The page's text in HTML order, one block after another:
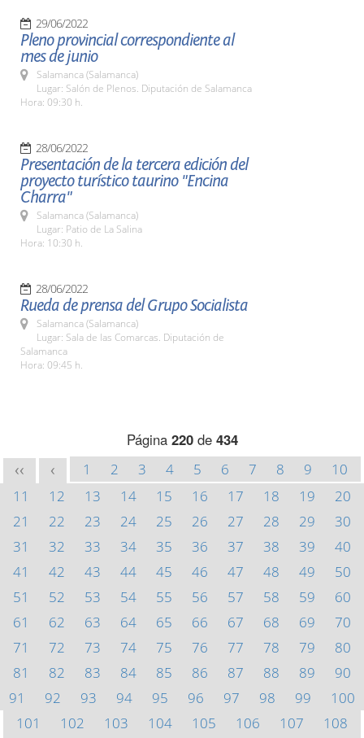
29/06/2022
Pleno provincial correspondiente al
mes de junio
Salamanca (Salamanca)
Lugar: Salón de Plenos. Diputación de Salamanca
Hora: 09:30 h.
28/06/2022
Presentación de la tercera edición del
proyecto turístico taurino "Encina
Charra"
Salamanca (Salamanca)
Lugar: Patio de La Salina
Hora: 10:30 h.
28/06/2022
Rueda de prensa del Grupo Socialista
Salamanca (Salamanca)
Lugar: Sala de las Comarcas. Diputación de
Salamanca
Hora: 09:45 h.
Página 220de 434
<< < 1 2 3 4 5 6 7 8 9
10
11
12 13 14 15 16 17 18 19
20
21
22 23 24 25 26 27 28 29
30
31
32 33 34 35 36 37 38 39
40
41
42 43 44 45 46 47 48 49
50
51
52 53 54 55 56 57 58 59
60
61
62 63 64 65 66 67 68 69
70
71
72 73 74 75 76 77 78 79
80
81
82 83 84 85 86 87 88 89
90
91
92 93 94 95 96 97 98 99
100
101
102 103 104 105 106 107
108